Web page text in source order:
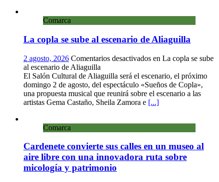
Comarca
La copla se sube al escenario de Aliaguilla
2 agosto, 2026 Comentarios desactivados en La copla se sube
al escenario de Aliaguilla
El Salón Cultural de Aliaguilla será el escenario, el próximo
domingo 2 de agosto, del espectáculo «Sueños de Copla»,
una propuesta musical que reunirá sobre el escenario a las
artistas Gema Castaño, Sheila Zamora e [...]
Comarca
Cardenete convierte sus calles en un museo al
aire libre con una innovadora ruta sobre
micología y patrimonio